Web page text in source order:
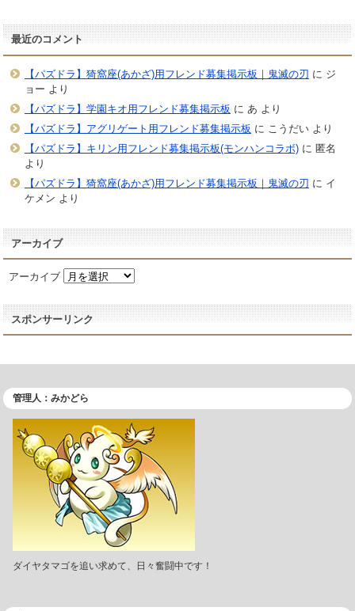
最近のコメント
【パズドラ】猗窩座(あかざ)用フレンド募集掲示板｜鬼滅の刃 に ジ
ョー より
【パズドラ】学園キオ用フレンド募集掲示板 に あ より
【パズドラ】アグリゲート用フレンド募集掲示板 に こうだいより
【パズドラ】キリン用フレンド募集掲示板(モンハンコラボ)に 匿名
より
【パズドラ】猗窩座(あかざ)用フレンド募集掲示板｜鬼滅の刃 に イ
ケメン より
アーカイブ
アーカイブ
スポンサーリンク
管理人：みかどら
ダイヤタマゴを追い求めて、日々奮闘中です！